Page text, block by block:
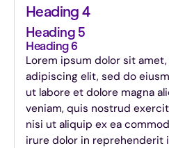
Heading 4
Heading 5
Heading 6
Lorem ipsum dolor sit
adipiscing elit, sed do
ut labore et dolore magna
veniam, quis nostrud
nisi ut aliquip ex ea
irure dolor in reprehenderit